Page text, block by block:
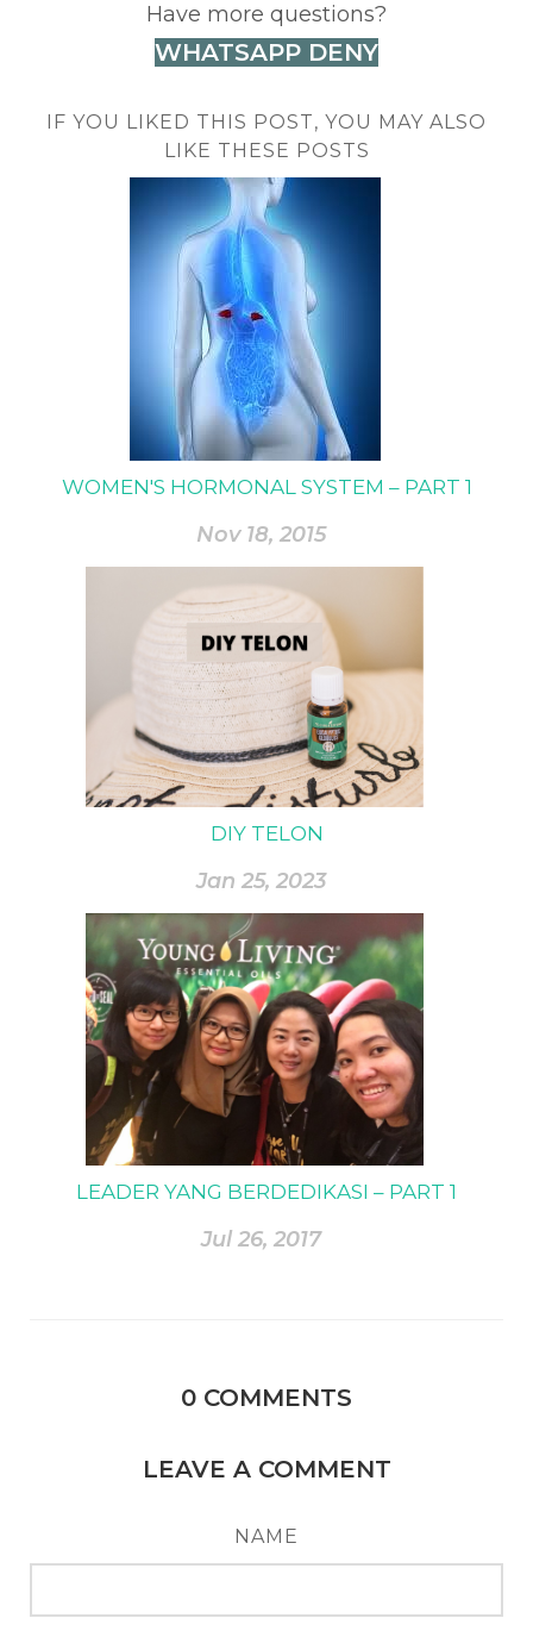
Have more questions?
WHATSAPP DENY
IF YOU LIKED THIS POST, YOU MAY ALSO
LIKE THESE POSTS
WOMEN'S HORMONAL SYSTEM – PART 1
Nov 18, 2015
DIY TELON
Jan 25, 2023
LEADER YANG BERDEDIKASI – PART 1
Jul 26, 2017
0 COMMENTS
LEAVE A COMMENT
NAME